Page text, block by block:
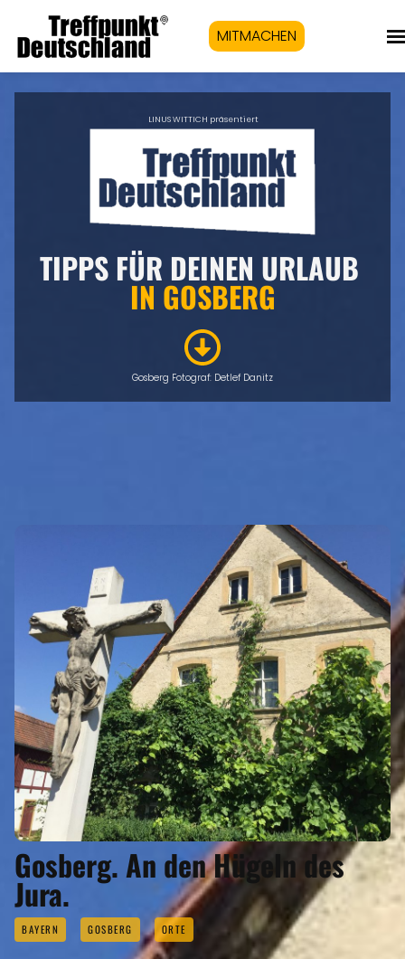
MITMACHEN
LINUS WITTICH präsentiert
TIPPS FÜR DEINEN URLAUB
IN GOSBERG
Gosberg Fotograf: Detlef Danitz
Gosberg. An den Hügeln des
Jura.
BAYERN GOSBERG ORTE